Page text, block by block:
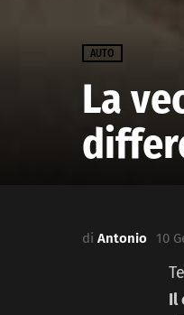
AUTO
La
di Antonio 10
Il